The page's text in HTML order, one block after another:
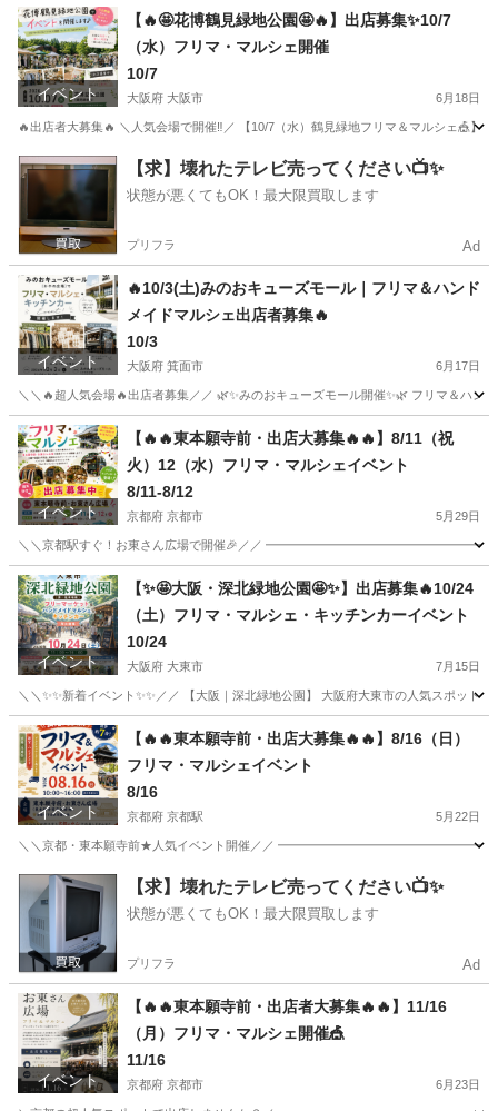
京都 京都市 フリーマーケット マルシェ
イベント
【🔥🤩花博鶴見緑地公園🤩🔥】出店募集✨10/7
（水）フリマ・マルシェ開催
10/7
大阪府 大阪市 6月18日
🔥出店者大募集🔥 ＼人気会場で開催‼︎／ 【10/7（水）鶴見緑地フリマ＆マルシェ🎪】
大阪 大阪市 フリーマーケット マルシェ
【求】壊れたテレビ売ってください📺✨
状態が悪くてもOK！最大限買取します
プリフラ Ad
イベント
🔥10/3(土)みのおキューズモール｜フリマ＆ハンド
メイドマルシェ出店者募集🔥
10/3
大阪府 箕面市 6月17日
＼＼🔥超人気会場🔥出店者募集／／ 🌿✨みのおキューズモール開催✨🌿 フリマ＆
大阪 箕面市 フリーマーケット フリマ
イベント
【🔥🔥東本願寺前・出店大募集🔥🔥】8/11（祝
火）12（水）フリマ・マルシェイベント
8/11-8/12
京都府 京都市 5月29日
＼＼京都駅すぐ！お東さん広場で開催🎉／／ ━━━━━━━━━━━━━━━━━━ 🛍️
京都 京都市 フリーマーケット マルシェ
イベント
【✨🤩大阪・深北緑地公園🤩✨】出店募集🔥10/24
（土）フリマ・マルシェ・キッチンカーイベント
10/24
大阪府 大東市 7月15日
＼＼✨✨新着イベント✨✨／／ 【大阪｜深北緑地公園】 大阪府大東市の人気スポッ
大阪 大東市 フリーマーケット キッチンカー
イベント
【🔥🔥東本願寺前・出店大募集🔥🔥】8/16（日）
フリマ・マルシェイベント
8/16
京都府 京都駅 5月22日
＼＼京都・東本願寺前★人気イベント開催／／ ━━━━━━━━━━━━━━━━━━
京都 京都市 京都駅 フリーマーケット マルシェ
【求】壊れたテレビ売ってください📺✨
状態が悪くてもOK！最大限買取します
プリフラ Ad
イベント
【🔥🔥東本願寺前・出店者大募集🔥🔥】11/16
（月）フリマ・マルシェ開催🎪
11/16
京都府 京都市 6月23日